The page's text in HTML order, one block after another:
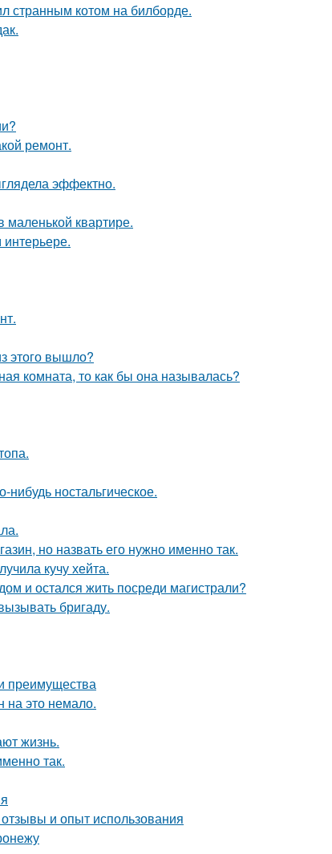
странным котом на билборде.
ремонт.
эффектно.
маленькой квартире.
этого вышло?
комната, то как бы она называлась?
ностальгическое.
но назвать его нужно именно так.
кучу хейта.
и остался жить посреди магистрали?
бригаду.
преимущества
на это немало.
жизнь.
так.
и опыт использования